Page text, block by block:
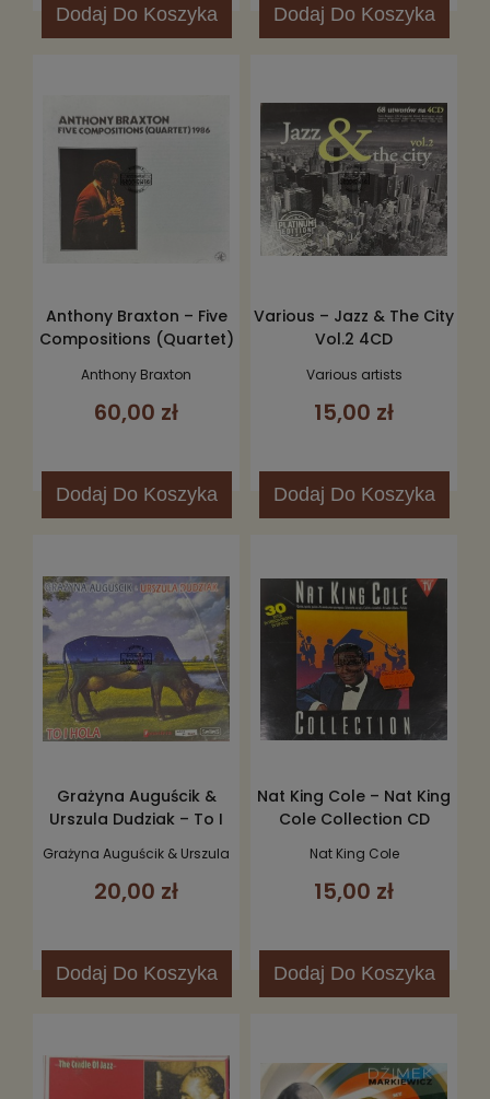
Dodaj Do Koszyka Dodaj Do Koszyka
Anthony Braxton – Five
Compositions (Quartet)
Anthony Braxton
60,00 zł
Dodaj Do Koszyka
Various – Jazz & The City
Vol.2 4CD
Various artists
15,00 zł
Dodaj Do Koszyka
Grażyna Auguścik &
Urszula Dudziak – To I
Grażyna Auguścik & Urszula
20,00 zł
Dodaj Do Koszyka
Nat King Cole – Nat King
Cole Collection CD
Nat King Cole
15,00 zł
Dodaj Do Koszyka